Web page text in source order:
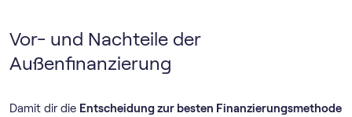
Vor- und Nachteile der
Außenfinanzierung
Damit dir die Entscheidung zur besten Finanzierungsmethode